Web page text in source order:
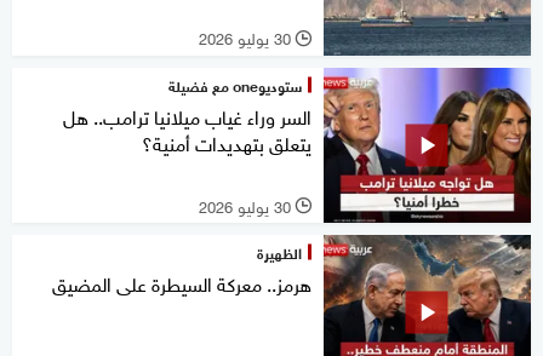
l 30 يوليو 2026
ستوديوone مع فضيلة
السر وراء غياب ميلانيا ترامب.. هل
يتعلق بتهديدات أمنية؟
l 30 يوليو 2026
الظهيرة
هرمز.. معركة السيطرة على المضيق